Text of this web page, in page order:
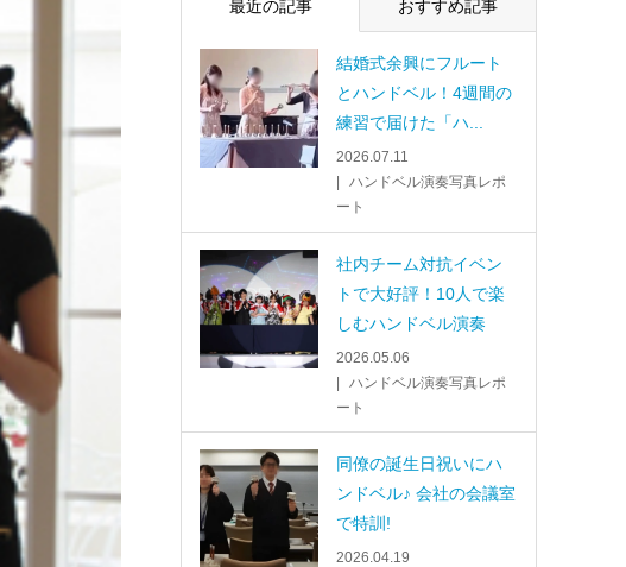
最近の記事 おすすめ記事
結婚式余興にフルート
とハンドベル！4週間の
練習で届けた「ハ...
2026.07.11
ハンドベル演奏写真レポ
ート
社内チーム対抗イベン
トで大好評！10人で楽
しむハンドベル演奏
2026.05.06
ハンドベル演奏写真レポ
ート
同僚の誕生日祝いにハ
ンドベル♪ 会社の会議室
で特訓!
2026.04.19